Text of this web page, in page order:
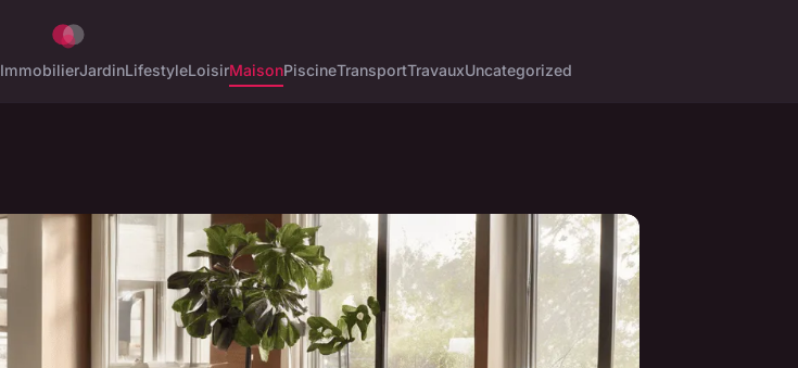
ImmobilierJardinLifestyleLoisirMaisonPiscineTransportTravauxUncategorized